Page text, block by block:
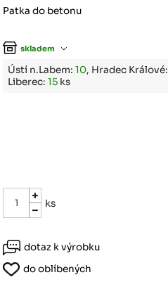
Patka do betonu
skladem
Ústí n.Labem:10, Hradec Králové:
Liberec:15 ks
ks
dotaz k výrobku
do oblíbených